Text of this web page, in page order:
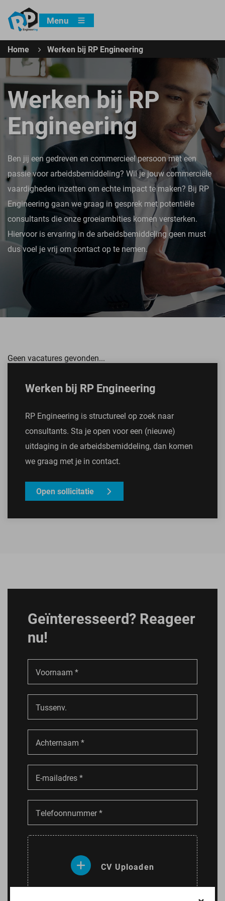
Menu
Home Werken bij RP Engineering
Werken bij RP
Engineering
Ben jij een gedreven en commercieel persoon met een
passie voor arbeidsbemiddeling? Wil je jouw commerciële
vaardigheden inzetten om echte impact te maken? Bij RP
Engineering gaan we graag in gesprek met potentiële
consultants die onze groeiambities komen versterken.
Hiervoor is ervaring in de arbeidsbemiddeling geen must
dus voel je vrij om contact op te nemen.
Werken bij RP Engineering
RP Engineering is structureel op zoek naar
consultants. Sta je open voor een (nieuwe)
uitdaging in de arbeidsbemiddeling, dan komen
we graag met je in contact.
Open sollicitatie
Geen vacatures gevonden...
Geïnteresseerd? Reageer
nu!
CV Uploaden